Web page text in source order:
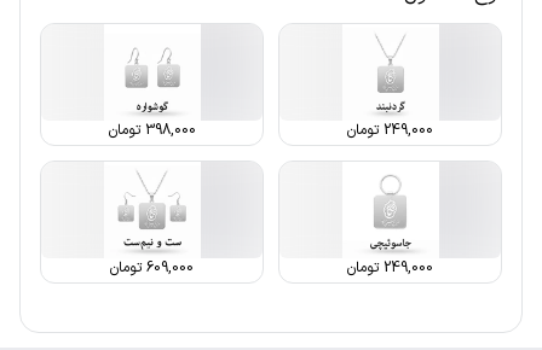
249,000 تومان 398,000 تومان
249,000 تومان 609,000تومان